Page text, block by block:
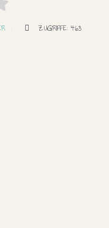
/
ZUGRIFFE: 463